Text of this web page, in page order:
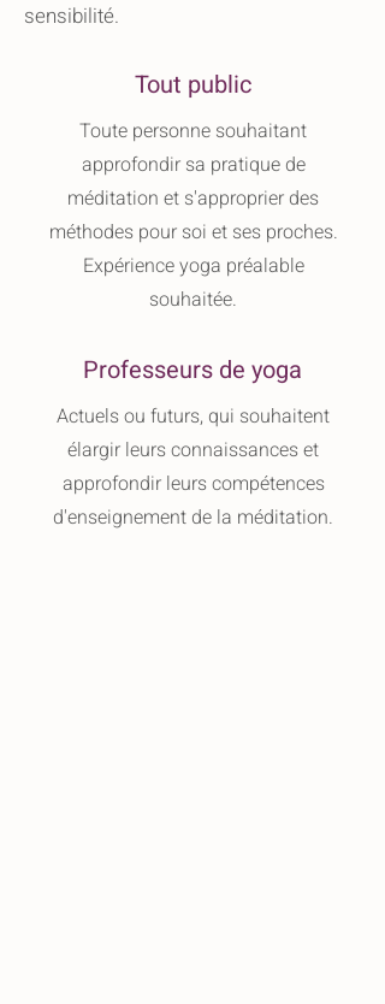
sensibilité.
Tout public
Toute personne souhaitant
approfondir sa pratique de
méditation et s'approprier des
méthodes pour soi et ses proches.
Expérience yoga préalable
souhaitée.
Professeurs de yoga
Actuels ou futurs, qui souhaitent
élargir leurs connaissances et
approfondir leurs compétences
d'enseignement de la méditation.